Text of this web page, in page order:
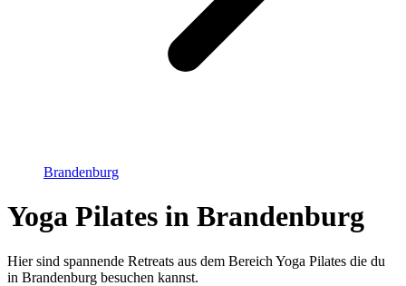
Brandenburg
Yoga Pilates in Brandenburg
Hier sind spannende Retreats aus dem Bereich Yoga Pilates die du
in Brandenburg besuchen kannst.